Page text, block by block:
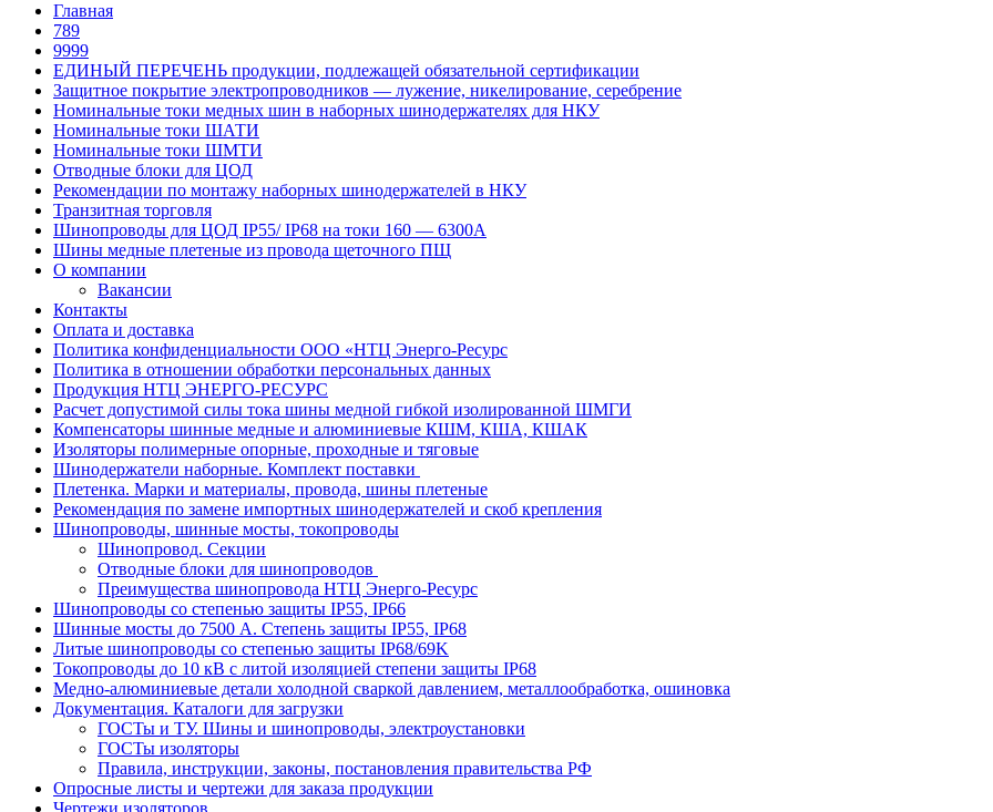
Главная
789
9999
ЕДИНЫЙ ПЕРЕЧЕНЬ продукции, подлежащей обязательной сертификации
Защитное покрытие электропроводников — лужение, никелирование, серебрение
Номинальные токи медных шин в наборных шинодержателях для НКУ
Номинальные токи ШАТИ
Номинальные токи ШМТИ
Отводные блоки для ЦОД
Рекомендации по монтажу наборных шинодержателей в НКУ
Транзитная торговля
Шинопроводы для ЦОД IP55/ IP68 на токи 160 — 6300А
Шины медные плетеные из провода щеточного ПЩ
О компании
Вакансии
Контакты
Оплата и доставка
Политика конфиденциальности ООО «НТЦ Энерго-Ресурс
Политика в отношении обработки персональных данных
Продукция НТЦ ЭНЕРГО-РЕСУРС
Расчет допустимой силы тока шины медной гибкой изолированной ШМГИ
Компенсаторы шинные медные и алюминиевые КШМ, КША, КШАК
Изоляторы полимерные опорные, проходные и тяговые
Шинодержатели наборные. Комплект поставки
Плетенка. Марки и материалы, провода, шины плетеные
Рекомендация по замене импортных шинодержателей и скоб крепления
Шинопроводы, шинные мосты, токопроводы
Шинопровод. Секции
Отводные блоки для шинопроводов
Преимущества шинопровода НТЦ Энерго-Ресурс
Шинопроводы со степенью защиты IP55, IP66
Шинные мосты до 7500 А. Степень защиты IP55, IP68
Литые шинопроводы со степенью защиты IP68/69K
Токопроводы до 10 кВ с литой изоляцией степени защиты IP68
Медно-алюминиевые детали холодной сваркой давлением, металлообработка, ошиновка
Документация. Каталоги для загрузки
ГОСТы и ТУ. Шины и шинопроводы, электроустановки
ГОСТы изоляторы
Правила, инструкции, законы, постановления правительства РФ
Опросные листы и чертежи для заказа продукции
Чертежи изоляторов